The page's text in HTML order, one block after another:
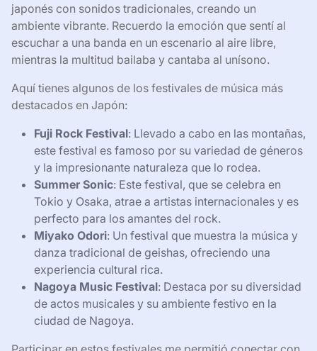
japonés con sonidos tradicionales, creando un
ambiente vibrante. Recuerdo la emoción que sentí al
escuchar a una banda en un escenario al aire libre,
mientras la multitud bailaba y cantaba al unísono.
Aquí tienes algunos de los festivales de música más
destacados en Japón:
Fuji Rock Festival: Llevado a cabo en las montañas,
este festival es famoso por su variedad de géneros
y la impresionante naturaleza que lo rodea.
Summer Sonic: Este festival, que se celebra en
Tokio y Osaka, atrae a artistas internacionales y es
perfecto para los amantes del rock.
Miyako Odori: Un festival que muestra la música y
danza tradicional de geishas, ofreciendo una
experiencia cultural rica.
Nagoya Music Festival: Destaca por su diversidad
de actos musicales y su ambiente festivo en la
ciudad de Nagoya.